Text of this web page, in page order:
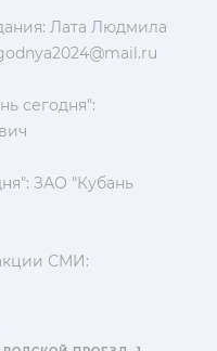
Лата Людмила
сегодня":
ЗАО "Кубань
СМИ: